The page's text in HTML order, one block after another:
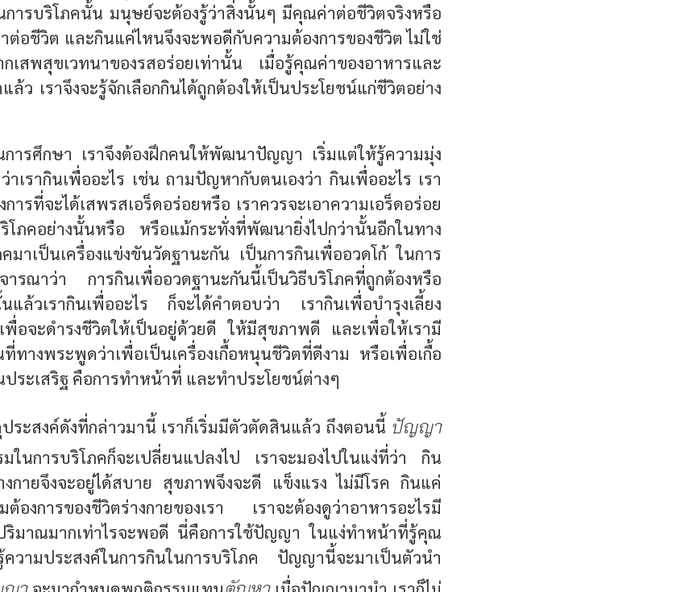
การบริโภคนั้น มนุษย์จะต้องรู้ว่าสิ่งนั้นๆ มีคุณค่าต่อชีวิตจริงหรือ
ต่อชีวิต และกินแค่ไหนจึงจะพอดีกับความต้องการของชีวิต ไม่ใช่
เสพสุขเวทนาของรสอร่อยเท่านั้น เมื่อรู้คุณค่าของอาหารและ
ล้ว เราจึงจะรู้จักเลือกกินได้ถูกต้องให้เป็นประโยชน์แก่ชีวิตอย่าง
การศึกษา เราจึงต้องฝึกคนให้พัฒนาปัญญา เริ่มแต่ให้รู้ความมุ่ง
าเรากินเพื่ออะไร เช่น ถามปัญหากับตนเองว่า กินเพื่ออะไร เรา
ารที่จะได้เสพรสเอร็ดอร่อยหรือ เราควรจะเอาความเอร็ดอร่อย
โภคอย่างนั้นหรือ หรือแม้กระทั่งที่พัฒนายิ่งไปกว่านั้นอีกในทาง
มาเป็นเครื่องแข่งขันวัดฐานะกัน เป็นการกินเพื่ออวดโก้ ในการ
ารณาว่า การกินเพื่ออวดฐานะกันนี้เป็นวิธีบริโภคที่ถูกต้องหรือ
แล้วเรากินเพื่ออะไร ก็จะได้คำตอบว่า เรากินเพื่อบำรุงเลี้ยง
พื่อจะดำรงชีวิตให้เป็นอยู่ด้วยดี ให้มีสุขภาพดี และเพื่อให้เรามี
างพระพูดว่าเพื่อเป็นเครื่องเกื้อหนุนชีวิตที่ดีงาม หรือเพื่อเกื้อ
ระเสริฐ คือการทำหน้าที่ และทำประโยชน์ต่างๆ
ประสงค์ดังที่กล่าวมานี้ เราก็เริ่มมีตัวตัดสินแล้ว ถึงตอนนี้ ปัญญา
ในการบริโภคก็จะเปลี่ยนแปลงไป เราจะมองไปในแง่ที่ว่า กิน
างกายจึงจะอยู่ได้สบาย สุขภาพจึงจะดี แข็งแรง ไม่มีโรค กินแค่
องการของชีวิตร่างกายของเรา เราจะต้องดูว่าอาหารอะไรมี
มาณมากเท่าไรจะพอดี นี่คือการใช้ปัญญา ในแง่ทำหน้าที่รู้คุณ
วามประสงค์ในการกินในการบริโภค ปัญญานี้จะมาเป็นตัวนำ